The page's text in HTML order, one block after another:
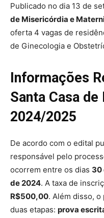
Publicado no dia 13 de
de Misericórdia e
oferta 4 vagas de
de Ginecologia e
Informações
Santa Casa
2024/2025
De acordo com o edital
responsável pelo
ocorrem entre os dias 30
de 2024. A taxa de
R$500,00. Além disso,
duas etapas: prova